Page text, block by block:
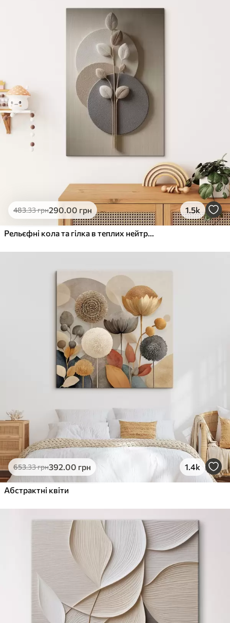
Яскраві, насичені кольори
Стійкість до вицвітання
Безпечне чорнило без запаху
Поверхня з текстурою полотна
Екологічний матеріал
Преміум
Від363
Яскраві, насичені кольори
Стійкість до вицвітання
Безпечне чорнило без запаху
Поверхня з текстурою полотна
Еко-Преміум
.00грн
✓Яскраві, насичені кольори
Поверхня з текстурою полотна
Екологічний матеріал
483.33грн290.00 грн 1.5k
Рельєфні кола та гілка в теплих нейтральних тонах
653.33грн392.00 грн 1.4k
Абстрактні квіти